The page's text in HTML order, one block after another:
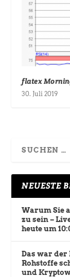
flatex
30. Juli 2019
NEUESTE
Warum Sie
zu sein –
heute um
Das war der
Rohstoffe
und